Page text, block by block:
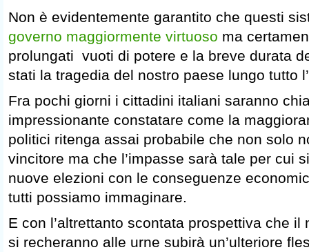
Non è evidentemente garantito che questi
governo maggiormente virtuoso ma
prolungati vuoti di potere e la breve durata
stati la tragedia del nostro paese lungo tutto
Fra pochi giorni i cittadini italiani saranno
impressionante constatare come la
politici ritenga assai probabile che non solo
vincitore ma che l’impasse sarà tale per cui
nuove elezioni con le conseguenze
tutti possiamo immaginare.
E con l’altrettanto scontata prospettiva che il
si recheranno alle urne subirà un’ulteriore